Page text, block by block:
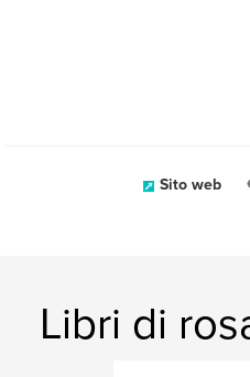
Sito web
Libri di